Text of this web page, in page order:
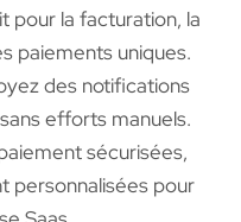
pour la facturation, la
paiements uniques.
des notifications
efforts manuels.
sécurisées,
personnalisées pour